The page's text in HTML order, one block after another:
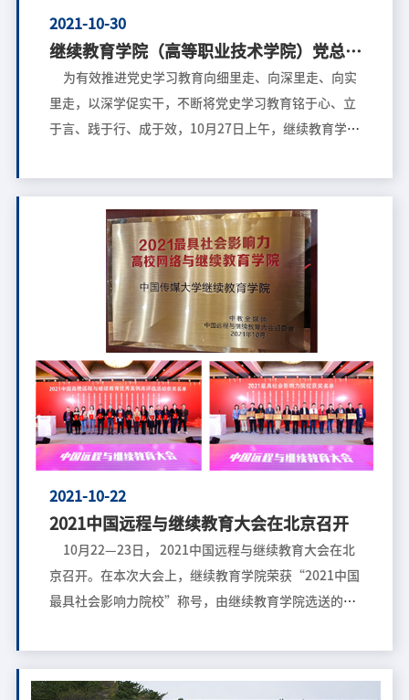
校“
2021-10-30
继续教育学院（高等职业技术学院）党总支
联合学校关工委 开展党史学习教育“五
老”宣讲团专题党课
为有效推进党史学习教育向细里走、向深里走、向实
里走，以深学促实干，不断将党史学习教育铭于心、立
于言、践于行、成于效，10月27日上午，继续教育学院
老”宣讲团成员、学校原党委副书记李焕生以“践行初
合切身经历，深入浅出地为学院全体党员讲授了一堂内
容充实、思想深刻的专题党课。本次党课由学院党总支
书记程爱晶同志主持，学校关工委副主任、秘书长，离
退休人员党委书记周哲、学院党总支委员及全体党员参
加党课学习。 授课中，李焕生老师结合自己的切身经
历，围绕“得益于恩师教诲，中学时代入党；凭党性服
从安排，亲历学校宣传阵地建设三个第一；勤奋敬业愉
快工作，家庭和美幸福生活”三个方面，全方位阐释了
一名合格的共产党员在工作和生活中应该如何践行初
心，担当使命。 李焕生老师首先强调了共产党员的初
心与使命，即&ld
2021-10-22
2021中国远程与继续教育大会在北京召开
10月22—23日， 2021中国远程与继续教育大会在北
京召开。在本次大会上，继续教育学院荣获“2021中国
最具社会影响力院校”称号，由继续教育学院选送的教
与继续教育优秀案例库”。此外，我校三个远程教育校